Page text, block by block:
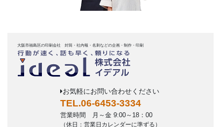
大阪市福島区の印刷会社 封筒・社内報・名刺などの企画・制作・印刷
お気軽にお問い合わせください
TEL.06-6453-3334
営業時間 月～金 9:00～18：00
（休日：営業日カレンダーに準ずる）